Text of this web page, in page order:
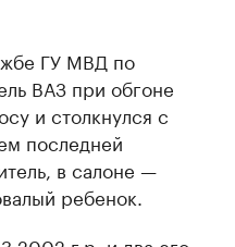
ГУ МВД по
ВАЗ при обгоне
и столкнулся с
последней
в салоне —
ребенок.